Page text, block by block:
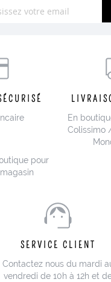
pour
En
Colissimo
SERVICE CLIENT
Contactez nous du mardi
vendredi de 10h à 12h et